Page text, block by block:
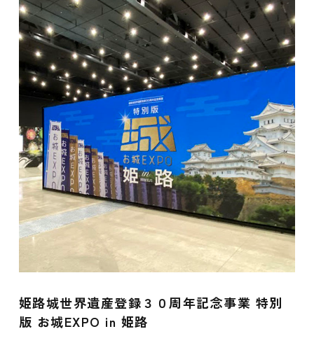
姫路城世界遺産登録３０周年記念事業 特別
版 お城EXPO in 姫路